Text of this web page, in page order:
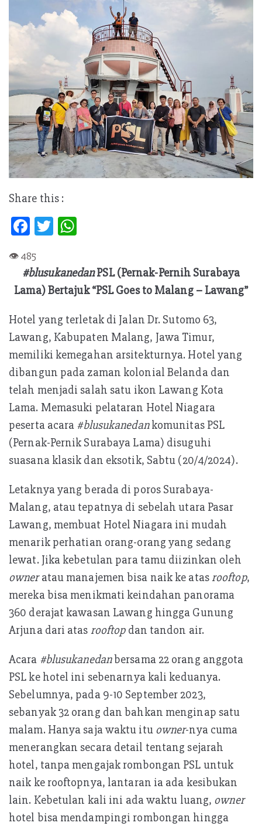
Share this :
Fa
b
oo
k
T
itt
er
at
s
A
p
p
#blusukanedanPSL (Pernak-Pernih Surabaya
Lama) Bertajuk “PSL Goes to Malang – Lawang”
Hotel yang terletak di Jalan Dr. Sutomo 63,
Lawang, Kabupaten Malang, Jawa Timur,
memiliki kemegahan arsitekturnya. Hotel yang
dibangun pada zaman kolonial Belanda dan
telah menjadi salah satu ikon Lawang Kota
Lama. Memasuki pelataran Hotel Niagara
peserta acara #blusukanedankomunitas PSL
(Pernak-Pernik Surabaya Lama) disuguhi
suasana klasik dan eksotik, Sabtu (20/4/2024).
Letaknya yang berada di poros Surabaya-
Malang, atau tepatnya di sebelah utara Pasar
Lawang, membuat Hotel Niagara ini mudah
menarik perhatian orang-orang yang sedang
lewat. Jika kebetulan para tamu diizinkan oleh
owneratau manajemen bisa naik ke atasrooftop,
mereka bisa menikmati keindahan panorama
360 derajat kawasan Lawang hingga Gunung
Arjuna dari atas rooftopdan tandon air.
Acara #blusukanedanbersama 22 orang anggota
PSL ke hotel ini sebenarnya kali keduanya.
Sebelumnya, pada 9-10 September 2023,
sebanyak 32 orang dan bahkan menginap satu
malam. Hanya saja waktu itu owner-nya cuma
menerangkan secara detail tentang sejarah
hotel, tanpa mengajak rombongan PSL untuk
naik ke rooftopnya, lantaran ia ada kesibukan
lain. Kebetulan kali ini ada waktu luang, owner
hotel bisa mendampingi rombongan hingga